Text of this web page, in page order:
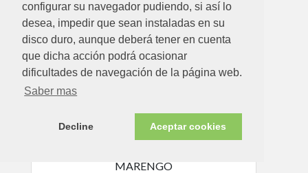
configurar su navegador pudiendo, si así lo
desea, impedir que sean instaladas en su
disco duro, aunque deberá tener en cuenta
que dicha acción podrá ocasionar
dificultades de navegación de la página web.
Saber mas
Decline Aceptar cookies
BOLSA POL PLEGABLE REISENT MM0200-SHOP
Ver detalle
Disponible en tienda ahora